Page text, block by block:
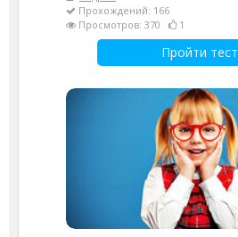
Прохождений: 166
Просмотров: 370
1
Пройти тест